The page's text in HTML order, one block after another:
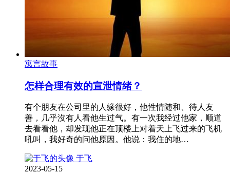
寓言故事
怎样合理有效的宣泄情绪？
有个朋友在公司里的人缘很好，他性情随和、待人友
善，几乎沒有人看他生过气。有一次我经过他家，顺道
去看看他，却发现他正在顶楼上对着天上飞过来的飞机
吼叫，我好奇的问他原因。他说：我住的地…
于飞
2023-05-15